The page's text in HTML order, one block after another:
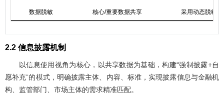
数据脱敏 核心/重要数据共享 采用动态脱敏
2.2 信息披露机制
以信息使用视角为核心，以共享数据为基础，构建“强制披露+自
愿补充”的模式，明确披露主体、内容、标准，实现披露信息与金融机
构、监管部门、市场主体的需求精准匹配。